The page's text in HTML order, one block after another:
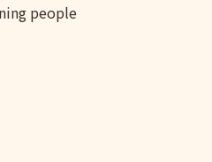
people